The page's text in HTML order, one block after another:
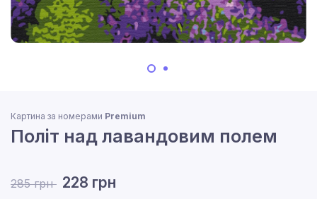
Картина за номерами Premium
Політ над лавандовим полем
285 грн 228 грн